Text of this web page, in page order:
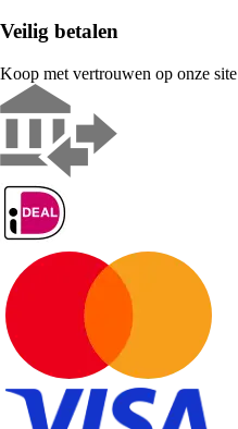
Veilig betalen
Koop met vertrouwen op onze site